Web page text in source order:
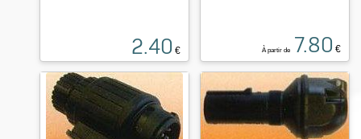
2.40 € À partir de 7.80 €